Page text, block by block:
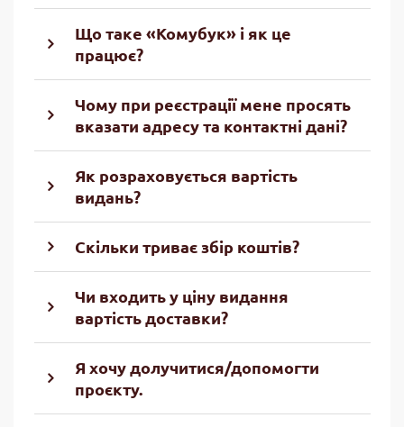
Що таке «Комубук» і як це
працює?
Чому при реєстрації мене просять
вказати адресу та контактні дані?
Як розраховується вартість
видань?
Скільки триває збір коштів?
Чи входить у ціну видання
вартість доставки?
Я хочу долучитися/допомогти
проєкту.